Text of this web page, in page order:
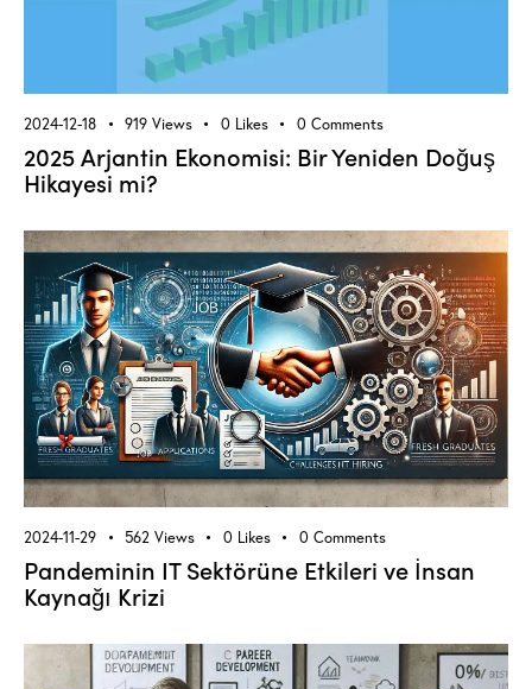
2024-12-18 919 Views 0 Likes 0 Comments
2025 Arjantin Ekonomisi: Bir Yeniden Doğuş
Hikayesi mi?
2024-11-29 562 Views 0 Likes 0 Comments
Pandeminin IT Sektörüne Etkileri ve İnsan
Kaynağı Krizi